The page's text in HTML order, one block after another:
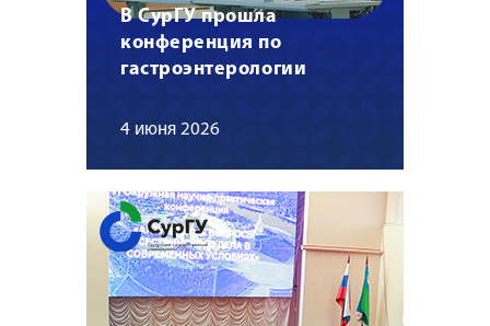
В СурГУ прошла
конференция по
гастроэнтерологии
4 июня 2026